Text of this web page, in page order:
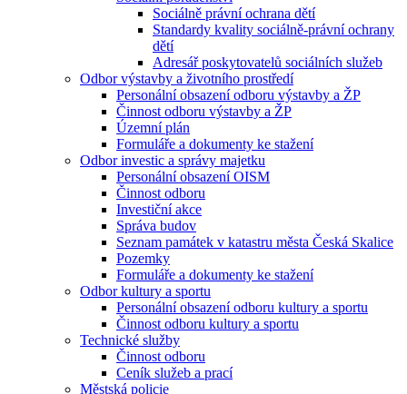
Sociálně právní ochrana dětí
Standardy kvality sociálně-právní ochrany
dětí
Adresář poskytovatelů sociálních služeb
Odbor výstavby a životního prostředí
Personální obsazení odboru výstavby a ŽP
Činnost odboru výstavby a ŽP
Územní plán
Formuláře a dokumenty ke stažení
Odbor investic a správy majetku
Personální obsazení OISM
Činnost odboru
Investiční akce
Správa budov
Seznam památek v katastru města Česká Skalice
Pozemky
Formuláře a dokumenty ke stažení
Odbor kultury a sportu
Personální obsazení odboru kultury a sportu
Činnost odboru kultury a sportu
Technické služby
Činnost odboru
Ceník služeb a prací
Městská policie